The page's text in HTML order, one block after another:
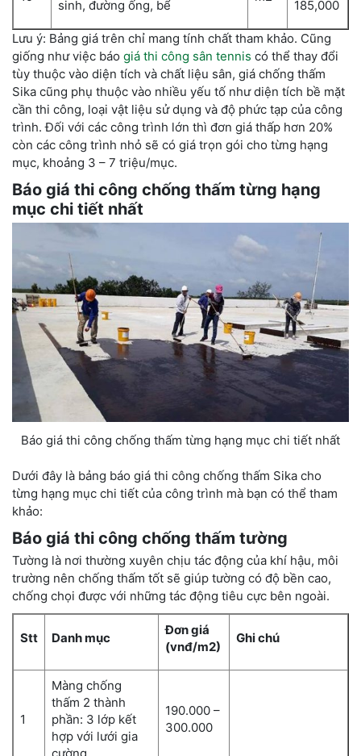
sinh, đường ống, bể 185,000
Lưu ý: Bảng giá trên chỉ mang tính chất tham khảo. Cũng
giống như việc báo giá thi công sân tennis có thể thay đổi
tùy thuộc vào diện tích và chất liệu sân, giá chống thấm
Sika cũng phụ thuộc vào nhiều yếu tố như diện tích bề mặt
cần thi công, loại vật liệu sử dụng và độ phức tạp của công
trình. Đối với các công trình lớn thì đơn giá thấp hơn 20%
còn các công trình nhỏ sẽ có giá trọn gói cho từng hạng
mục, khoảng 3 – 7 triệu/mục.
Báo giá thi công chống thấm từng hạng
mục chi tiết nhất
Báo giá thi công chống thấm từng hạng mục chi tiết nhất
Dưới đây là bảng báo giá thi công chống thấm Sika cho
từng hạng mục chi tiết của công trình mà bạn có thể tham
khảo:
Báo giá thi công chống thấm tường
Tường là nơi thường xuyên chịu tác động của khí hậu, môi
trường nên chống thấm tốt sẽ giúp tường có độ bền cao,
chống chọi được với những tác động tiêu cực bên ngoài.
Stt Danh mục
Đơn giá
(vnđ/m2)
Ghi chú
1
Màng chống
thấm 2 thành
phần: 3 lớp kết
hợp với lưới gia
190.000 –
300.000